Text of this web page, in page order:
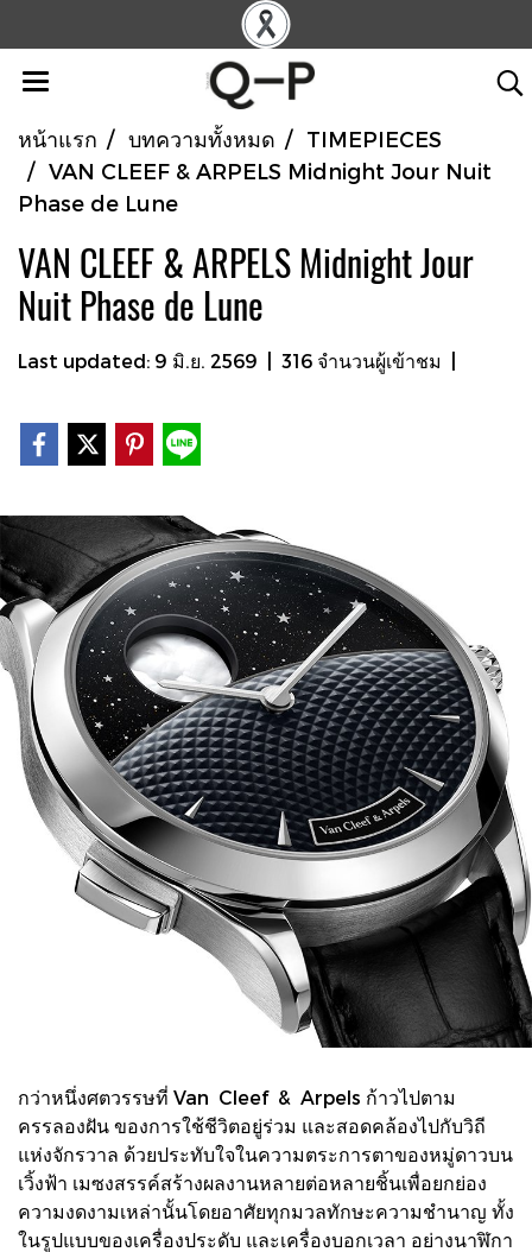
หน้าแรก บทความทั้งหมด
TIMEPIECES
VAN CLEEF & ARPELS Midnight Jour Nuit
Phase de Lune
VAN CLEEF & ARPELS Midnight Jour
Nuit Phase de Lune
Last updated: 9 มิ.ย. 2569 316 จำนวนผู้เข้าชม
กว่าหนึ่งศตวรรษที่ Van Cleef & Arpels ก้าวไปตาม
ครรลองฝัน ของการใช้ชีวิตอยู่ร่วม และสอดคล้องไปกับวิถี
แห่งจักรวาล ด้วยประทับใจในความตระการตาของหมู่ดาวบน
เวิ้งฟ้า เมซงสรรค์สร้างผลงานหลายต่อหลายชิ้นเพื่อยกย่อง
ความงดงามเหล่านั้นโดยอาศัยทุกมวลทักษะความชำนาญ ทั้ง
ในรูปแบบของเครื่องประดับ และเครื่องบอกเวลา อย่างนาฬิกา